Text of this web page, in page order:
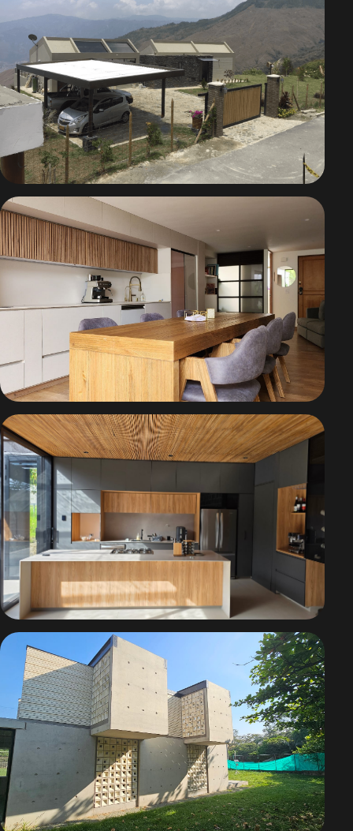
Casa Dakota
Casa CyM
Casa Vibra